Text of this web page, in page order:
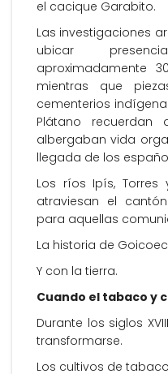
el cacique Garabito.
Las investigaciones
ubicar
aproximadamente
mientras que
cementerios
Plátano
albergaban vida
llegada de los
Los ríos Ipís,
atraviesan el
para aquellas
La historia de
Y con la tierra.
Cuando el tabaco y
Durante los siglos
transformarse.
Los cultivos de